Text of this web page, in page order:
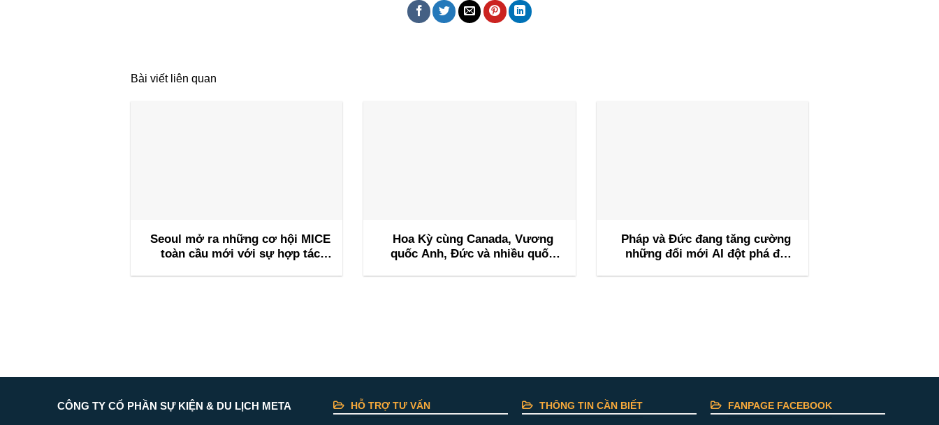
Bài viết liên quan
Seoul mở ra những cơ hội MICE
toàn cầu mới với sự hợp tác
Hoa Kỳ cùng Canada, Vương
quốc Anh, Đức và nhiều quốc
Pháp và Đức đang tăng cường
những đổi mới AI đột phá để
CÔNG TY CỔ PHẦN SỰ KIỆN & DU LỊCH META HỖ TRỢ TƯ VẤN THÔNG TIN CẦN BIẾT FANPAGE FACEBOOK